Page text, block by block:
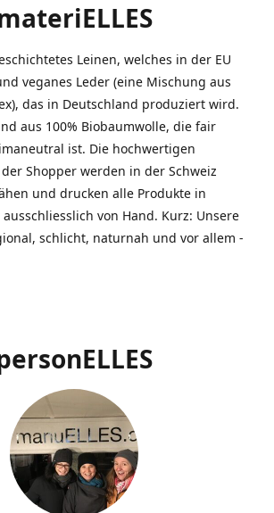
Leinen, welches in der EU
veganes Leder (eine Mischung aus
das in Deutschland produziert wird.
aus 100% Biobaumwolle, die fair
ist. Die hochwertigen
Shopper werden in der Schweiz
und drucken alle Produkte in
von Hand. Kurz: Unsere
schlicht, naturnah und vor allem -